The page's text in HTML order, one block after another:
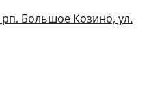
Большое Козино, ул.